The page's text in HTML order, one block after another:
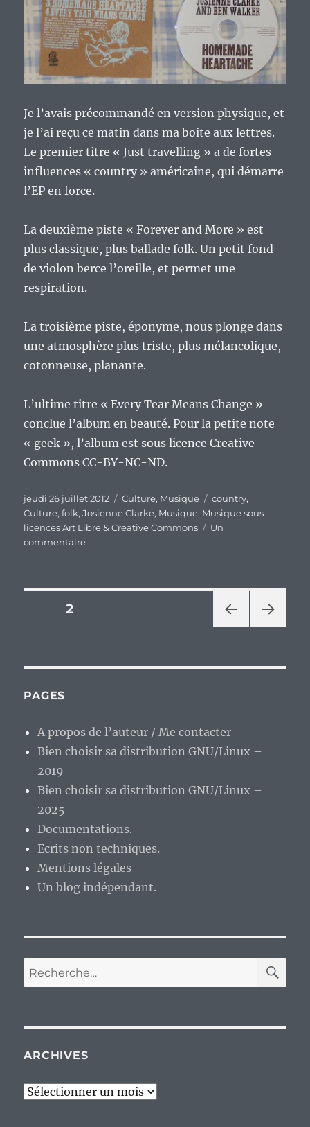
Je l’avais précommandé en version physique, et
je l’ai reçu ce matin dans ma boite aux lettres.
Le premier titre « Just travelling » a de fortes
influences « country » américaine, qui démarre
l’EP en force.
La deuxième piste « Forever and More » est
plus classique, plus ballade folk. Un petit fond
de violon berce l’oreille, et permet une
respiration.
La troisième piste, éponyme, nous plonge dans
une atmosphère plus triste, plus mélancolique,
cotonneuse, planante.
L’ultime titre « Every Tear Means Change »
conclue l’album en beauté. Pour la petite note
« geek », l’album est sous licence Creative
Commons CC-BY-NC-ND.
Publié
le
jeudi 26 juillet 2012 Catégories
Culture, Musique Étiquettes
country,
Culture,folk,Josienne Clarke, Musique, Musique sous
licences Art Libre & Creative Commons
Un
commentairesur
Clarke
Pagination
publications
CÉD
PAGE2
ANT
PAGES
A propos de l’auteur / Me contacter
Bien choisir sa distribution GNU/Linux –
2019
Bien choisir sa distribution GNU/Linux –
2025
Documentations.
Ecrits non techniques.
Mentions légales
Un blog indépendant.
Recherche
pour :
ARCHIVES
Archives